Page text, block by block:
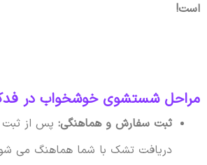
است!
مراحل شستشوی خوشخواب در
ثبت سفارش و هماهنگی:پس از ثبت
دریافت تشک با شما هماهنگ می